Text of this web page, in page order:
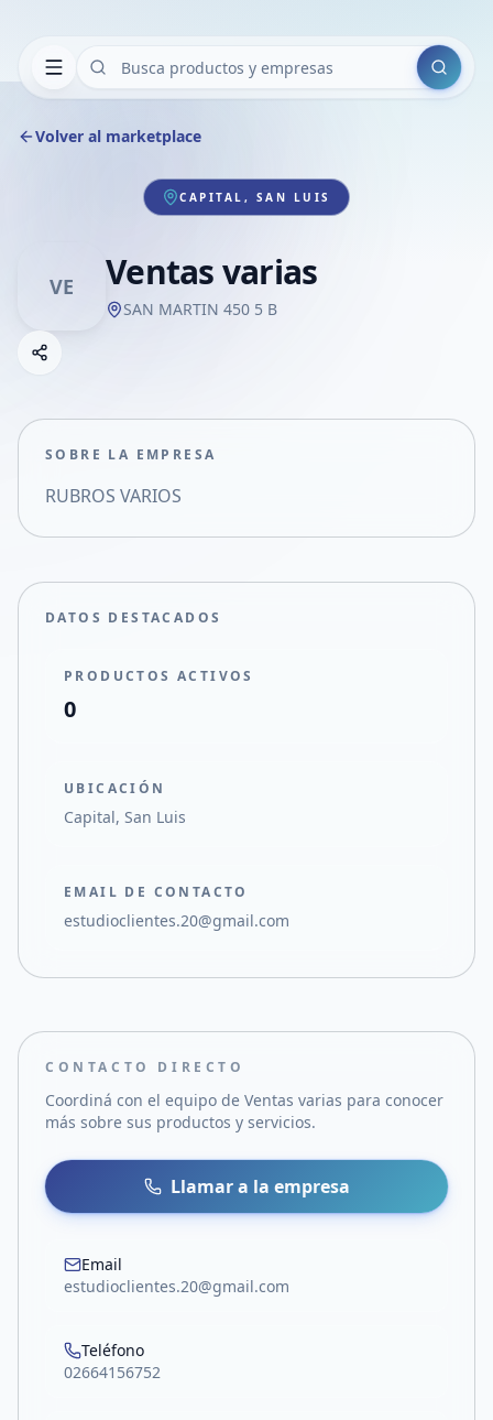
Buscar
Volver al marketplace
CAPITAL, SAN LUIS
VE Ventas varias
SAN MARTIN 450 5 B
Compartir empresa
Compartir en X
SOBRE LA EMPRESA
RUBROS VARIOS
DATOS DESTACADOS
PRODUCTOS ACTIVOS
0
UBICACIÓN
Capital, San Luis
EMAIL DE CONTACTO
estudioclientes.20@gmail.com
CONTACTO DIRECTO
Coordiná con el equipo de Ventas varias para conocer
más sobre sus productos y servicios.
Llamar a la empresa
Email
estudioclientes.20@gmail.com
Teléfono
02664156752